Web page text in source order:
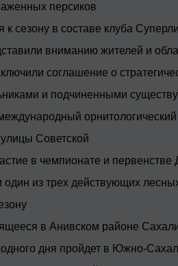
персиков
к сезону в составе клуба
вниманию жителей и
соглашение о
и подчиненными
Советской
в чемпионате и
из трех действующих
в Анивском районе
дня пройдет в Южно-